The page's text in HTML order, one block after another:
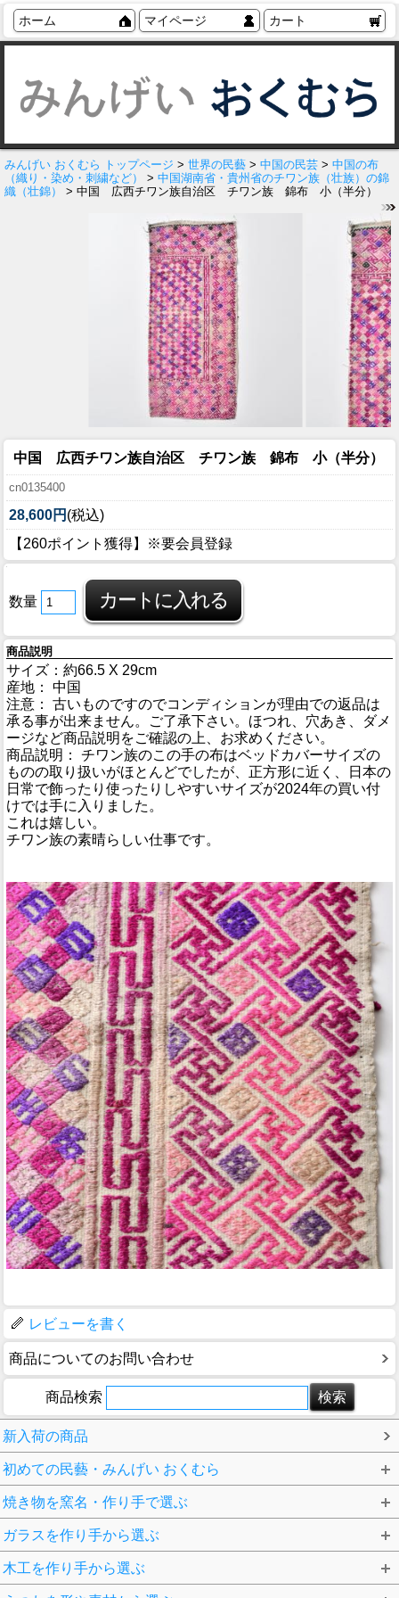
ホーム マイページ カート
みんげい おくむら トップページ > 世界の民藝 > 中国の民芸 > 中国の布
（織り・染め・刺繍など）
> 中国湖南省・貴州省のチワン族（壮族）の錦
織（壮錦）
> 中国 広西チワン族自治区 チワン族 錦布 小（半分）
中国 広西チワン族自治区 チワン族 錦布 小（半分）
cn0135400
28,600円 (税込)
【260ポイント獲得】※要会員登録
数量
商品説明
サイズ：約66.5 X 29cm
産地： 中国
注意： 古いものですのでコンディションが理由での返品は
承る事が出来ません。ご了承下さい。ほつれ、穴あき、ダメ
ージなど商品説明をご確認の上、お求めください。
商品説明： チワン族のこの手の布はベッドカバーサイズの
ものの取り扱いがほとんどでしたが、正方形に近く、日本の
日常で飾ったり使ったりしやすいサイズが2024年の買い付
けでは手に入りました。
これは嬉しい。
チワン族の素晴らしい仕事です。
レビューを書く
商品についてのお問い合わせ
商品検索
新入荷の商品
初めての民藝・みんげい おくむら
焼き物を窯名・作り手で選ぶ
ガラスを作り手から選ぶ
木工を作り手から選ぶ